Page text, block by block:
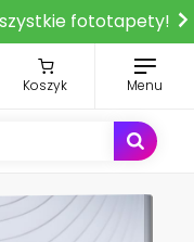
fototapety!
Koszyk Menu